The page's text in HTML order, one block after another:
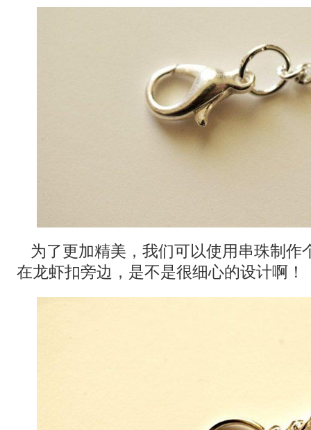
为了更加精美，我们可以使用串珠制作
在龙虾扣旁边，是不是很细心的设计啊！